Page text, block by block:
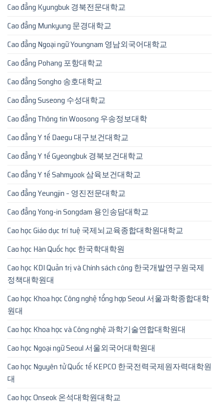
Cao đẳng Kyungbuk 경북전문대학교
Cao đẳng Munkyung 문경대학교
Cao đẳng Ngoại ngữ Youngnam 영남외국어대학교
Cao đẳng Pohang 포항대학교
Cao đẳng Songho 송호대학교
Cao đẳng Suseong 수성대학교
Cao đẳng Thông tin Woosong 우송정보대학
Cao đẳng Y tế Daegu 대구보건대학교
Cao đẳng Y tế Gyeongbuk 경북보건대학교
Cao đẳng Y tế Sahmyook 삼육보건대학교
Cao đẳng Yeungjin – 영진전문대학교
Cao đẳng Yong-in Songdam 용인송담대학교
Cao học Giáo dục trí tuệ 국제뇌교육종합대학원대학교
Cao học Hàn Quốc học 한국학대학원
Cao học KDI Quản trị và Chính sách công 한국개발연구원국제
정책대학원대
Cao học Khoa học Công nghệ tổng hợp Seoul 서울과학종합대학
원대
Cao học Khoa học và Công nghệ 과학기술연합대학원대
Cao học Ngoại ngữ Seoul 서울외국어대학원대
Cao học Nguyên tử Quốc tế KEPCO 한국전력국제원자력대학원
대
Cao học Onseok 온석대학원대학교